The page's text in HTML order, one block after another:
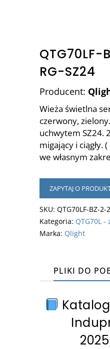
RG-SZ24
Producent:
Wieża świetlna
czerwony,
uchwytem SZ24.
migający i ciągły.
we własnym
ZAPYTAJ O
SKU: QTG70LF-BZ-2-
Kategoria: QTG70L -
Marka: Qlight
PLIKI DO